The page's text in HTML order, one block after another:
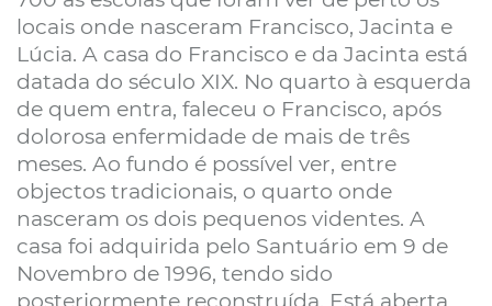
locais onde nasceram Francisco, Jacinta e
Lúcia. A casa do Francisco e da Jacinta está
datada do século XIX. No quarto à esquerda
de quem entra, faleceu o Francisco, após
dolorosa enfermidade de mais de três
meses. Ao fundo é possível ver, entre
objectos tradicionais, o quarto onde
nasceram os dois pequenos videntes. A
casa foi adquirida pelo Santuário em 9 de
Novembro de 1996, tendo sido